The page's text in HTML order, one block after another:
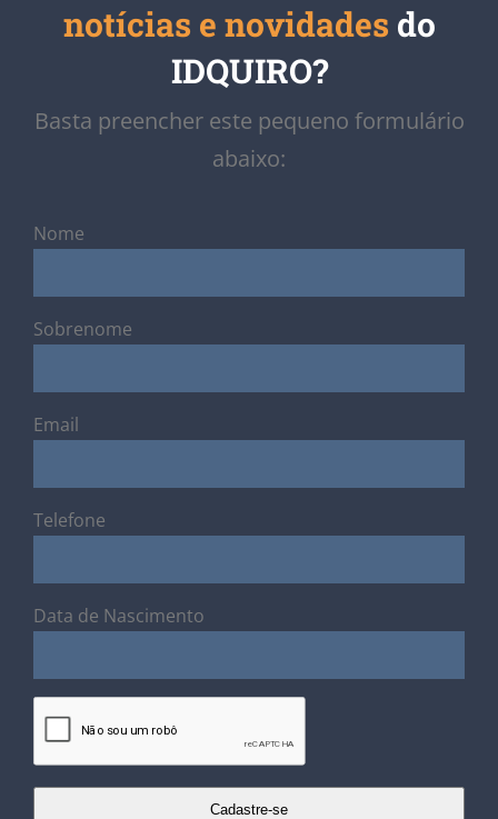
notícias e novidades do
IDQUIRO?
Basta preencher este pequeno formulário
abaixo:
Nome
Sobrenome
Email
Telefone
Data de Nascimento
Cadastre-se